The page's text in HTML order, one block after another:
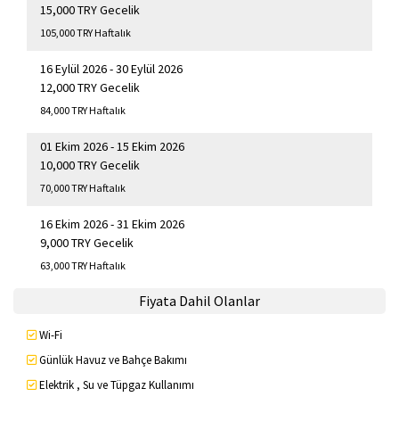
15,000 TRY Gecelik
105,000 TRY Haftalık
16 Eylül 2026 - 30 Eylül 2026
12,000 TRY Gecelik
84,000 TRY Haftalık
01 Ekim 2026 - 15 Ekim 2026
10,000 TRY Gecelik
70,000 TRY Haftalık
16 Ekim 2026 - 31 Ekim 2026
9,000 TRY Gecelik
63,000 TRY Haftalık
Fiyata Dahil Olanlar
Wi-Fi
Günlük Havuz ve Bahçe Bakımı
Elektrik , Su ve Tüpgaz Kullanımı